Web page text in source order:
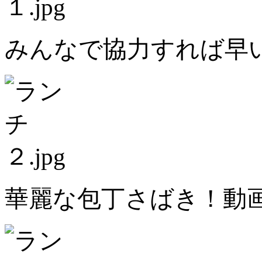
みんなで協力すれば早
華麗な包丁さばき！動